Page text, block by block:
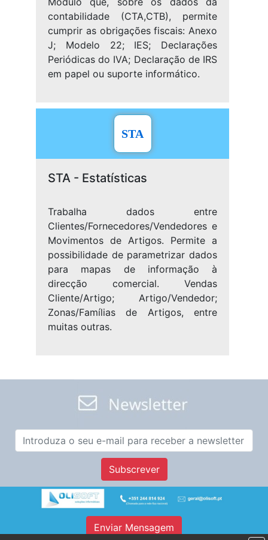
contabilidade (CTA,CTB), permite
cumprir as obrigações fiscais: Anexo
J; Modelo 22; IES; Declarações
Periódicas do IVA; Declaração de IRS
em papel ou suporte informático.
STA
STA - Estatísticas
Trabalha dados entre
Clientes/Fornecedores/Vendedores e
Movimentos de Artigos. Permite a
possibilidade de parametrizar dados
para mapas de informação à
direcção comercial. Vendas
Cliente/Artigo; Artigo/Vendedor;
Zonas/Famílias de Artigos, entre
muitas outras.
Subscrever
Enviar Mensagem